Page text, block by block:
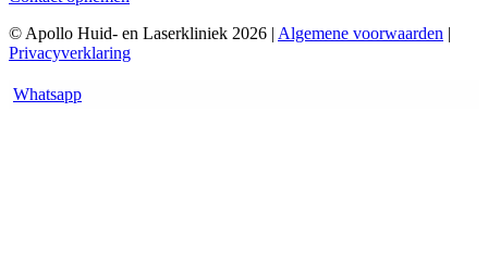
© Apollo Huid- en Laserkliniek 2026 | Algemene voorwaarden |
Privacyverklaring
Whatsapp